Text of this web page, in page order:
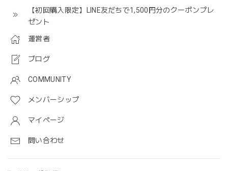
【初回購入限定】LINE友だちで1,500円分のクーポンプレ
ゼント
運営者
ブログ
COMMUNITY
メンバーシップ
マイページ
問い合わせ